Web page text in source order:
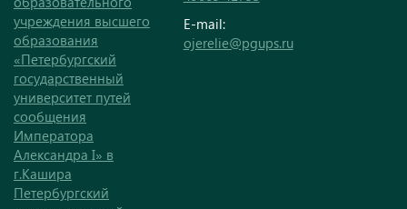
учреждения высшего
образования
«Петербургский
государственный
университет путей
сообщения
Императора
Александра I» в
г.Кашира
Петербургский
E-mail:
ojerelie@pgups.ru